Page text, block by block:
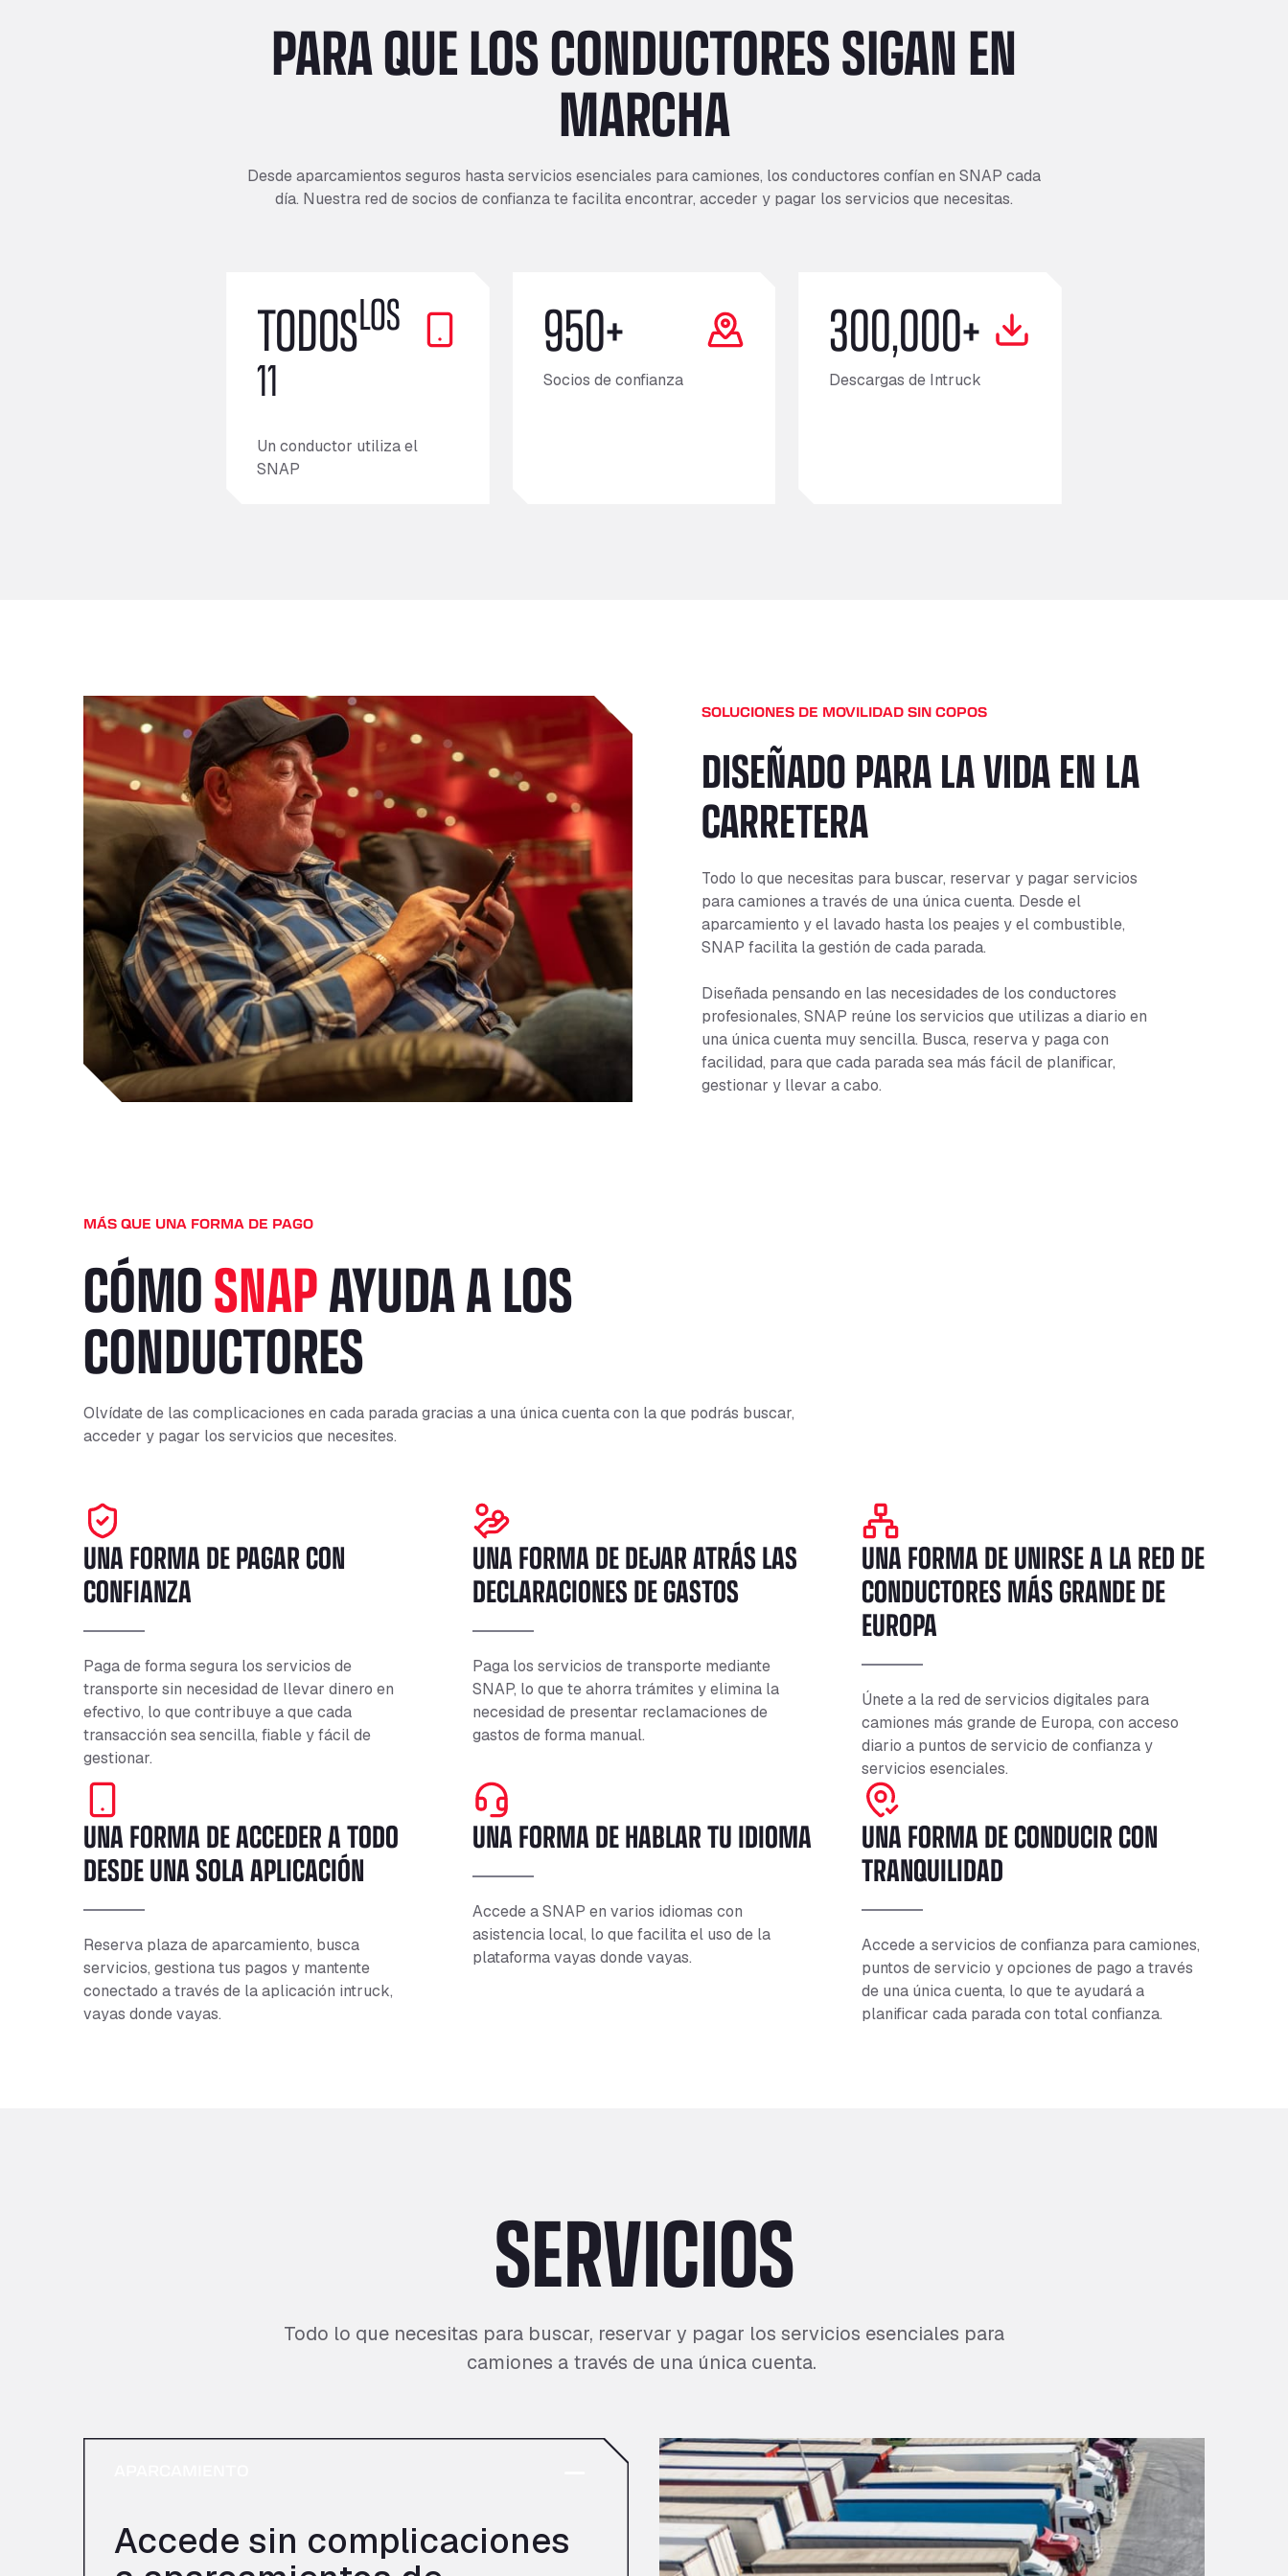
PARA QUE LOS CONDUCTORES SIGAN EN
MARCHA
Desde aparcamientos seguros hasta servicios esenciales para camiones, los conductores confían en SNAP cada
día. Nuestra red de socios de confianza te facilita encontrar, acceder y pagar los servicios que necesitas.
TODOSLOS
11
Un conductor utiliza el
SNAP
950+
Socios de confianza
300,000+
Descargas de Intruck
SOLUCIONES DE MOVILIDAD SIN COPOS
DISEÑADO PARA LA VIDA EN LA
CARRETERA
Todo lo que necesitas para buscar, reservar y pagar servicios
para camiones a través de una única cuenta. Desde el
aparcamiento y el lavado hasta los peajes y el combustible,
SNAP facilita la gestión de cada parada.
Diseñada pensando en las necesidades de los conductores
profesionales, SNAP reúne los servicios que utilizas a diario en
una única cuenta muy sencilla. Busca, reserva y paga con
facilidad, para que cada parada sea más fácil de planificar,
gestionar y llevar a cabo.
MÁS QUE UNA FORMA DE PAGO
CÓMOSNAPAYUDA A LOS
CONDUCTORES
Olvídate de las complicaciones en cada parada gracias a una única cuenta con la que podrás buscar,
acceder y pagar los servicios que necesites.
UNA FORMA DE PAGAR CON
CONFIANZA
Paga de forma segura los servicios de
transporte sin necesidad de llevar dinero en
efectivo, lo que contribuye a que cada
transacción sea sencilla, fiable y fácil de
gestionar.
UNA FORMA DE DEJAR ATRÁS LAS
DECLARACIONES DE GASTOS
Paga los servicios de transporte mediante
SNAP, lo que te ahorra trámites y elimina la
necesidad de presentar reclamaciones de
gastos de forma manual.
UNA FORMA DE UNIRSE A LA RED DE
CONDUCTORES MÁS GRANDE DE
EUROPA
Únete a la red de servicios digitales para
camiones más grande de Europa, con acceso
diario a puntos de servicio de confianza y
servicios esenciales.
UNA FORMA DE ACCEDER A TODO
DESDE UNA SOLA APLICACIÓN
Reserva plaza de aparcamiento, busca
servicios, gestiona tus pagos y mantente
conectado a través de la aplicación intruck,
vayas donde vayas.
UNA FORMA DE HABLAR TU IDIOMA
Accede a SNAP en varios idiomas con
asistencia local, lo que facilita el uso de la
plataforma vayas donde vayas.
UNA FORMA DE CONDUCIR CON
TRANQUILIDAD
Accede a servicios de confianza para camiones,
puntos de servicio y opciones de pago a través
de una única cuenta, lo que te ayudará a
planificar cada parada con total confianza.
SERVICIOS
Todo lo que necesitas para buscar, reservar y pagar los servicios esenciales para
camiones a través de una única cuenta.
Accede sin complicaciones